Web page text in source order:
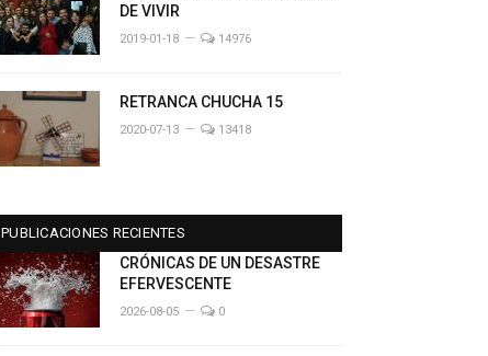
DE VIVIR
2019-01-18 14976
RETRANCA CHUCHA 15
2020-07-13 13418
PUBLICACIONES RECIENTES
CRÓNICAS DE UN DESASTRE
EFERVESCENTE
2026-08-05 0